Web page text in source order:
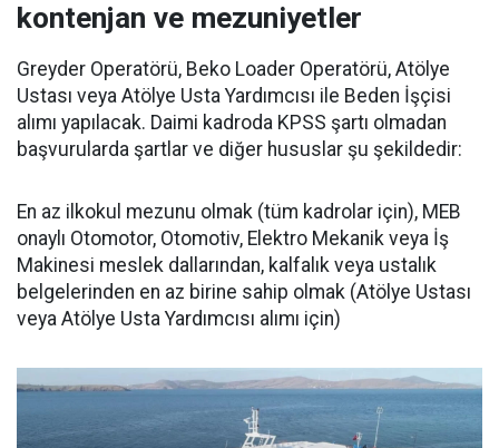
kontenjan ve mezuniyetler
Greyder Operatörü, Beko Loader Operatörü, Atölye
Ustası veya Atölye Usta Yardımcısı ile Beden İşçisi
alımı yapılacak. Daimi kadroda KPSS şartı olmadan
başvurularda şartlar ve diğer hususlar şu şekildedir:
En az ilkokul mezunu olmak (tüm kadrolar için), MEB
onaylı Otomotor, Otomotiv, Elektro Mekanik veya İş
Makinesi meslek dallarından, kalfalık veya ustalık
belgelerinden en az birine sahip olmak (Atölye Ustası
veya Atölye Usta Yardımcısı alımı için)